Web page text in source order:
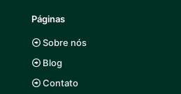
Páginas
Sobre nós
Blog
Contato